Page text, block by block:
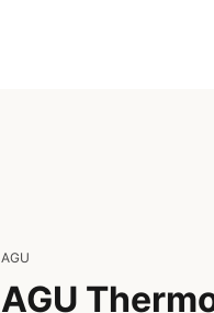
AGU
AGU